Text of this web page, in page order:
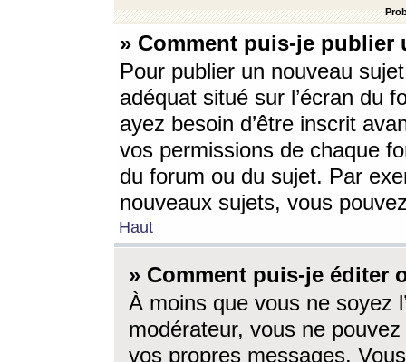
» Comment puis-je
Pour publier un nouveau
adéquat situé sur l’écran du
ayez besoin d’être inscrit
vos permissions de chaque
du forum ou du sujet. Par
nouveaux sujets, vous
Haut
» Comment puis-je éditer
À moins que vous ne soyez
modérateur, vous ne
vos propres messages.